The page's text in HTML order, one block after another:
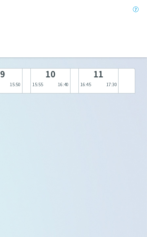
9
15:50
10
15:55 16:40
11
16:45 17:30